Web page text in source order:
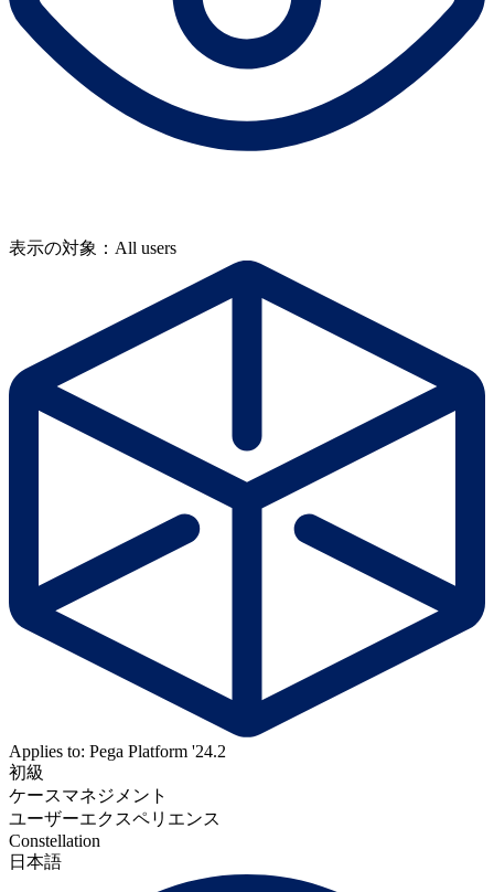
表示の対象：All users
Applies to: Pega Platform '24.2
初級
ケースマネジメント
ユーザーエクスペリエンス
Constellation
日本語